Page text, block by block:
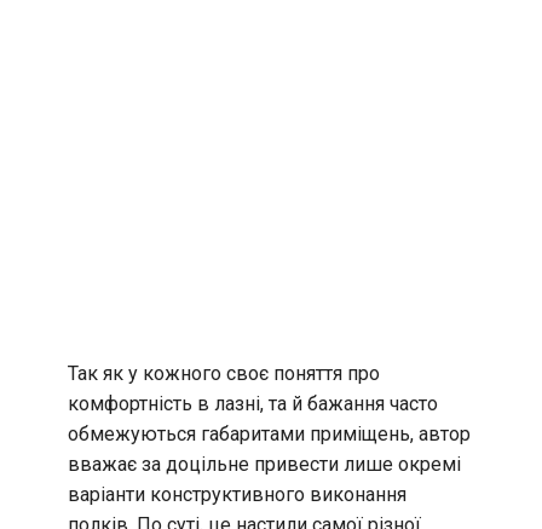
Так як у кожного своє поняття про
комфортність в лазні, та й бажання часто
обмежуються габаритами приміщень, автор
вважає за доцільне привести лише окремі
варіанти конструктивного виконання